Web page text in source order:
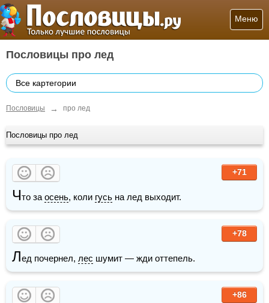
Меню
Пословицы про лед
Все картегории
Пословицы → про лед
Пословицы про лед
+71
Что за осень, коли гусь на лед выходит.
+78
Лед почернел, лес шумит — жди оттепель.
+86